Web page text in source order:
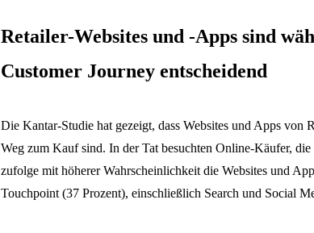
Retailer-Websites und -Apps sind
Customer Journey entscheidend
Die Kantar-Studie hat gezeigt, dass Websites und Apps
Weg zum Kauf sind. In der Tat besuchten Online-Käufer,
zufolge mit höherer Wahrscheinlichkeit die Websites und
Touchpoint (37 Prozent), einschließlich Search und Social